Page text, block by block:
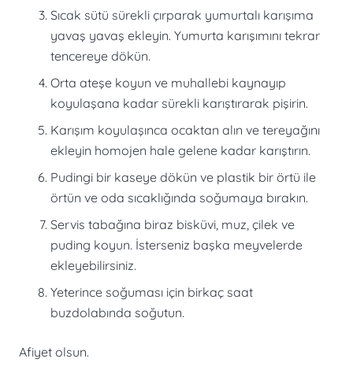
Sıcak sütü sürekli çırparak yumurtalı karışıma
yavaş yavaş ekleyin. Yumurta karışımını tekrar
tencereye dökün.
Orta ateşe koyun ve muhallebi kaynayıp
koyulaşana kadar sürekli karıştırarak pişirin.
Karışım koyulaşınca ocaktan alın ve tereyağını
ekleyin homojen hale gelene kadar karıştırın.
Pudingi bir kaseye dökün ve plastik bir örtü ile
örtün ve oda sıcaklığında soğumaya bırakın.
Servis tabağına biraz bisküvi, muz, çilek ve
puding koyun. İsterseniz başka meyvelerde
ekleyebilirsiniz.
Yeterince soğuması için birkaç saat
buzdolabında soğutun.
Afiyet olsun.